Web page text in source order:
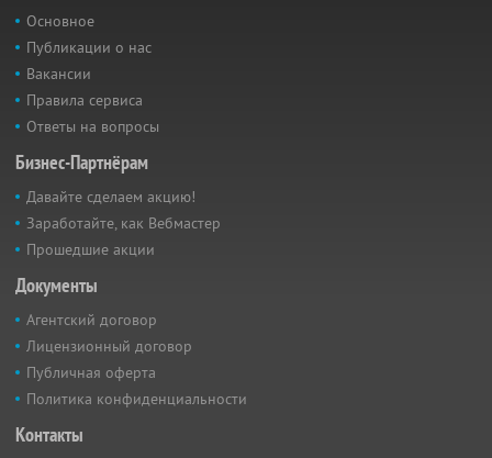
Основное
Публикации о нас
Вакансии
Правила сервиса
Ответы на вопросы
Бизнес-Партнёрам
Давайте сделаем акцию!
Заработайте, как Вебмастер
Прошедшие акции
Документы
Агентский договор
Лицензионный договор
Публичная оферта
Политика конфиденциальности
Контакты